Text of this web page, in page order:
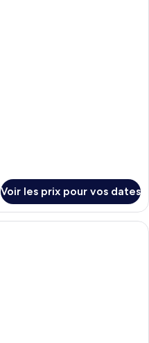
Voir les prix pour vos dates